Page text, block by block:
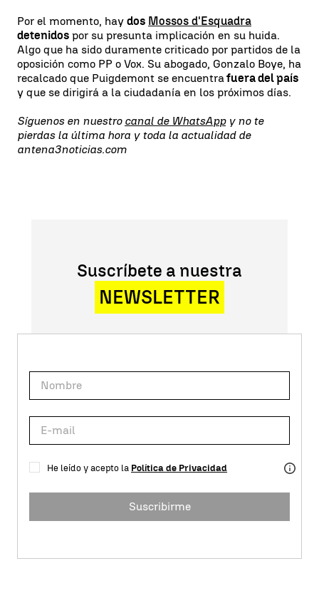
Por el momento, hay dos Mossos d'Esquadra
detenidos por su presunta implicación en su huida.
Algo que ha sido duramente criticado por partidos de la
oposición como PP o Vox. Su abogado, Gonzalo Boye, ha
recalcado que Puigdemont se encuentrafuera del país
y que se dirigirá a la ciudadanía en los próximos días.
Síguenos en nuestro canal de WhatsAppy no te
pierdas la última hora y toda la actualidad de
antena3noticias.com
Suscríbete a nuestra
NEWSLETTER
He leído y acepto la Política de Privacidad
Suscribirme